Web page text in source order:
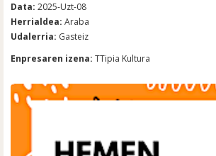
Data: 2025-Uzt-08
Herrialdea: Araba
Udalerria: Gasteiz
Enpresaren izena: TTipia Kultura